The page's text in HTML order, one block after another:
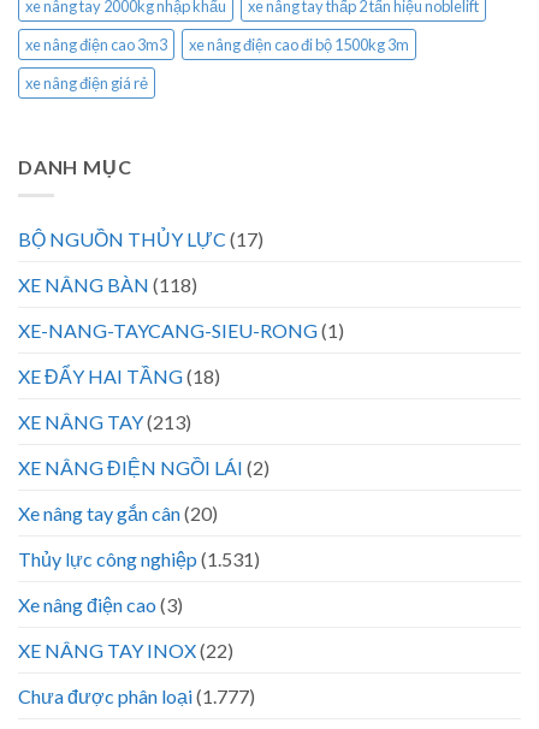
xe nâng tay 2000kg nhập khẩu
xe nâng tay thấp 2 tấn hiệu noblelift
xe nâng điện cao 3m3
xe nâng điện cao đi bộ 1500kg 3m
xe nâng điện giá rẻ
DANH MỤC
BỘ NGUỒN THỦY LỰC (17)
XE NÂNG BÀN (118)
XE-NANG-TAYCANG-SIEU-RONG(1)
XE ĐẨY HAI TẦNG(18)
XE NÂNG TAY(213)
XE NÂNG ĐIỆN NGỒI LÁI (2)
Xe nâng tay gắn cân(20)
Thủy lực công nghiệp (1.531)
Xe nâng điện cao (3)
XE NÂNG TAY INOX(22)
Chưa được phân loại(1.777)